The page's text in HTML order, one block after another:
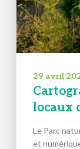
29 avril
locaux
Le Parc
et